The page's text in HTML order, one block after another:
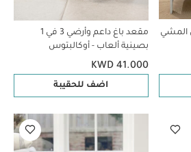
المشي
مقعد باغ داعم وأرضي 3 في 1
بصينية ألعاب - أوكالبتوس
KWD 41.000
اضف للحقيبة